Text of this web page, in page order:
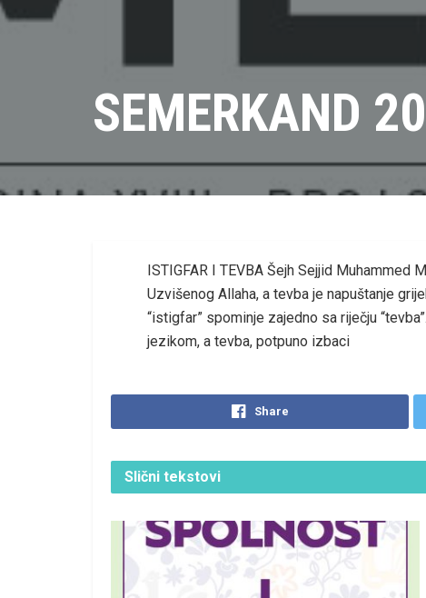
SEMERKAND
ISTIGFAR I TEVBA Šejh Sejjid
Uzvišenog Allaha, a tevba je napuštanje
“istigfar” spominje zajedno sa riječju
jezikom, a tevba, potpuno izbaci
Share
Slični tekstovi